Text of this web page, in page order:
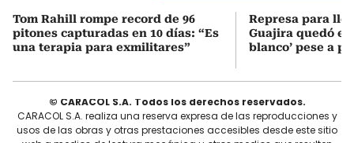
Tom Rahill rompe record de 96
pitones capturadas en 10 días: “Es
una terapia para exmilitares”
Represa para
Guajira quedó en
blanco’ pese a
© CARACOL S.A. Todos los derechos reservados.
CARACOL S.A. realiza una reserva expresa de las reproducciones y
usos de las obras y otras prestaciones accesibles desde este sitio